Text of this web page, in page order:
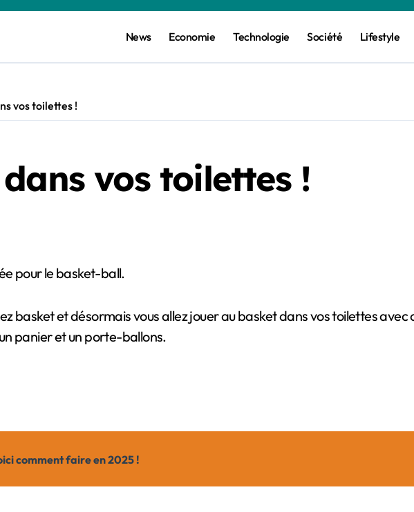
News Economie Technologie Société Lifestyle
vos toilettes !
vos toilettes !
pour le basket-ball.
basket et désormais vous allez jouer au basket dans vos toilettes
panier et un porte-ballons.
comment faire en 2025 !